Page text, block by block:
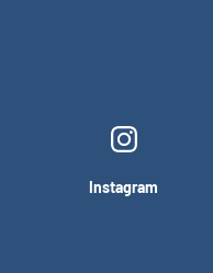
Instagram